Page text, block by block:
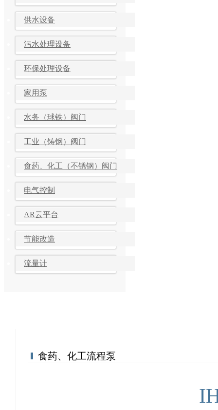
供水设备
污水处理设备
环保处理设备
家用泵
水务（球铁）阀门
工业（铸钢）阀门
食药、化工（不锈钢）阀门
电气控制
AR云平台
节能改造
流量计
食药、化工流程泵